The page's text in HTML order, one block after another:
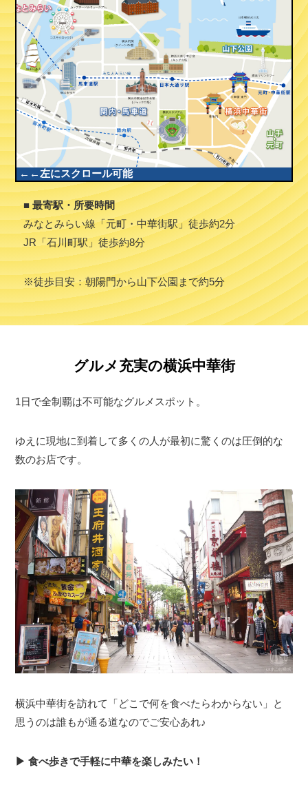
←←左にスクロール可能
■ 最寄駅・所要時間
みなとみらい線「元町・中華街駅」徒歩約2分
JR「石川町駅」徒歩約8分
※徒歩目安：朝陽門から山下公園まで約5分
グルメ充実の横浜中華街
1日で全制覇は不可能なグルメスポット。
ゆえに現地に到着して多くの人が最初に驚くのは圧倒的な
数のお店です。
横浜中華街を訪れて「どこで何を食べたらわからない」と
思うのは誰もが通る道なのでご安心あれ♪
▶︎ 食べ歩きで手軽に中華を楽しみたい！